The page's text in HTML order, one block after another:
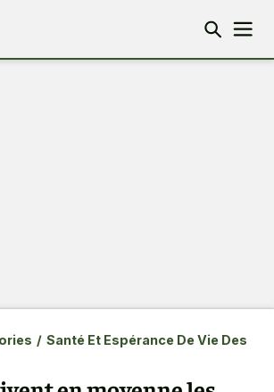
/ Santé Et Espérance De Vie Des